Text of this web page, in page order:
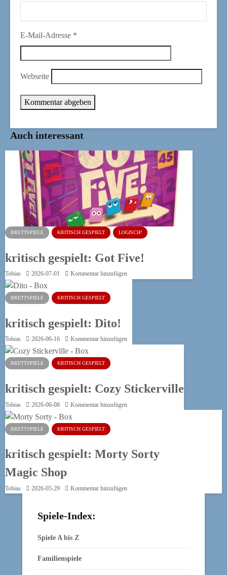
E-Mail-Adresse *
Webseite
Auch interessant
BRETTSPIELE KRITISCH GESPIELT LOGISCH!
kritisch gespielt: Got Five!
Tobias 2026-07-01 Kommentar hinzufügen
BRETTSPIELE KRITISCH GESPIELT
kritisch gespielt: Dito!
Tobias 2026-06-16 Kommentar hinzufügen
BRETTSPIELE KRITISCH GESPIELT
kritisch gespielt: Cozy Stickerville
Tobias 2026-06-08 Kommentar hinzufügen
BRETTSPIELE KRITISCH GESPIELT
kritisch gespielt: Morty Sorty
Magic Shop
Tobias 2026-05-29 Kommentar hinzufügen
Spiele-Index:
Spiele A bis Z
Familienspiele